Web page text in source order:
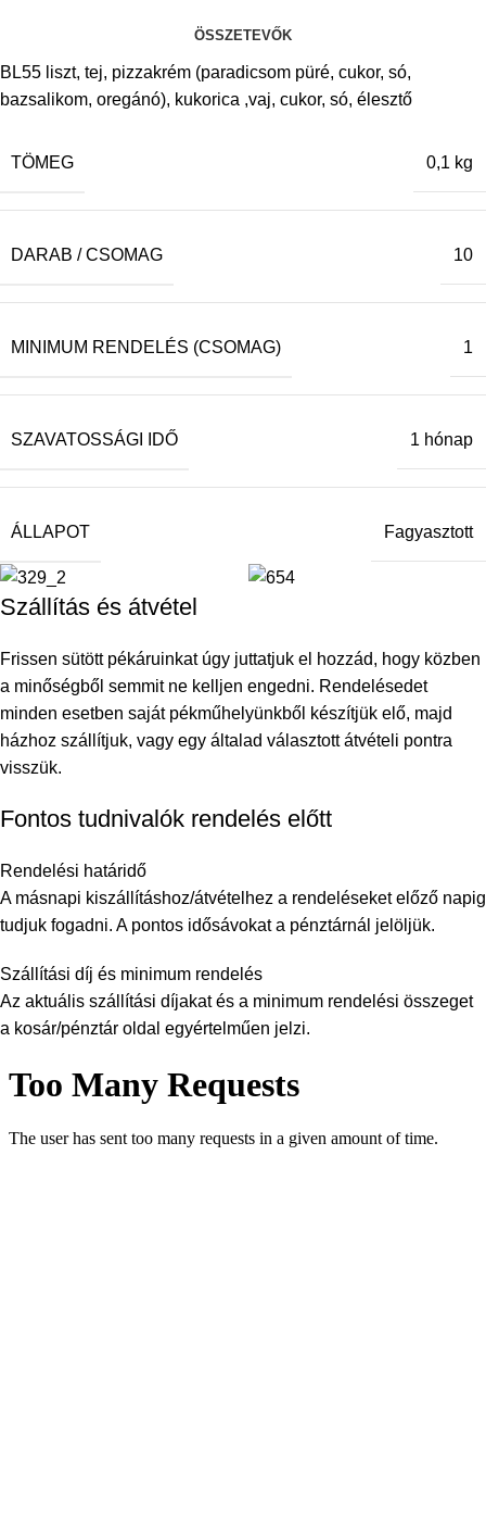
ÖSSZETEVŐK
BL55 liszt, tej, pizzakrém (paradicsom püré, cukor, só,
bazsalikom, oregánó), kukorica ,vaj, cukor, só, élesztő
TÖMEG 0,1 kg
DARAB / CSOMAG 10
MINIMUM RENDELÉS (CSOMAG) 1
SZAVATOSSÁGI IDŐ 1 hónap
ÁLLAPOT Fagyasztott
Szállítás és átvétel
Frissen sütött pékáruinkat úgy juttatjuk el hozzád, hogy közben
a minőségből semmit ne kelljen engedni. Rendelésedet
minden esetben saját pékműhelyünkből készítjük elő, majd
házhoz szállítjuk, vagy egy általad választott átvételi pontra
visszük.
Fontos tudnivalók rendelés előtt
Rendelési határidő
A másnapi kiszállításhoz/átvételhez a rendeléseket előző napig
tudjuk fogadni. A pontos idősávokat a pénztárnál jelöljük.
Szállítási díj és minimum rendelés
Az aktuális szállítási díjakat és a minimum rendelési összeget
a kosár/pénztár oldal egyértelműen jelzi.